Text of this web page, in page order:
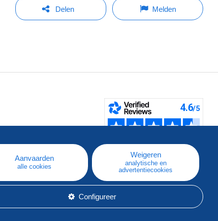
Delen Melden
Aanvaarden
alle cookies
Weigeren
analytische en
advertentiecookies
Configureer